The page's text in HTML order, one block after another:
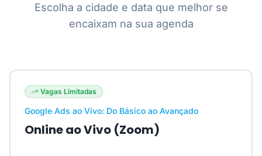
Escolha a cidade e data que melhor se
encaixam na sua agenda
Vagas Limitadas
Google Ads ao Vivo: Do Básico ao Avançado
Online ao Vivo (Zoom)